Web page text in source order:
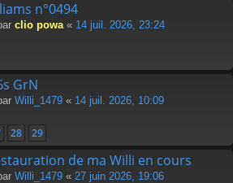
n°0494
clio powa « 14 juil. 2026, 23:24
GrN
Willi_1479 « 14 juil. 2026, 10:09
28 29
de ma Willi en cours
Willi_1479 « 27 juin 2026, 19:06